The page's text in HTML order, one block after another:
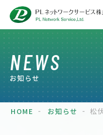
NEWS
お知らせ
HOME お知らせ 松